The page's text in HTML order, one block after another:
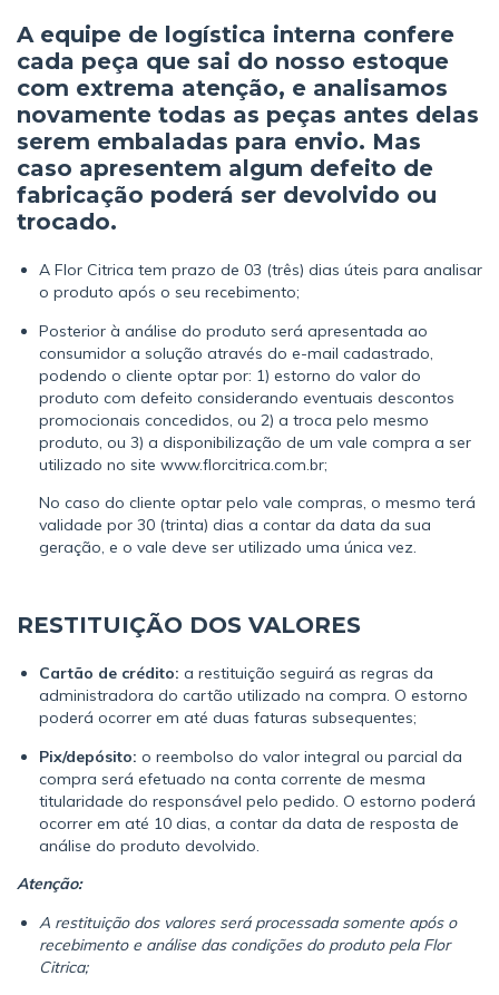
A equipe de logística interna confere
cada peça que sai do nosso estoque
com extrema atenção, e analisamos
novamente todas as peças antes delas
serem embaladas para envio. Mas
caso apresentem algum defeito de
fabricação poderá ser devolvido ou
trocado.
A Flor Citrica tem prazo de 03 (três) dias úteis para analisar
o produto após o seu recebimento;
Posterior à análise do produto será apresentada ao
consumidor a solução através do e-mail cadastrado,
podendo o cliente optar por: 1) estorno do valor do
produto com defeito considerando eventuais descontos
promocionais concedidos, ou 2) a troca pelo mesmo
produto, ou 3) a disponibilização de um vale compra a ser
utilizado no site www.florcitrica.com.br;
No caso do cliente optar pelo vale compras, o mesmo terá
validade por 30 (trinta) dias a contar da data da sua
geração, e o vale deve ser utilizado uma única vez.
RESTITUIÇÃO DOS VALORES
Cartão de crédito: a restituição seguirá as regras da
administradora do cartão utilizado na compra. O estorno
poderá ocorrer em até duas faturas subsequentes;
Pix/depósito: o reembolso do valor integral ou parcial da
compra será efetuado na conta corrente de mesma
titularidade do responsável pelo pedido. O estorno poderá
ocorrer em até 10 dias, a contar da data de resposta de
análise do produto devolvido.
Atenção:
A restituição dos valores será processada somente após o
recebimento e análise das condições do produto pela Flor
Citrica;